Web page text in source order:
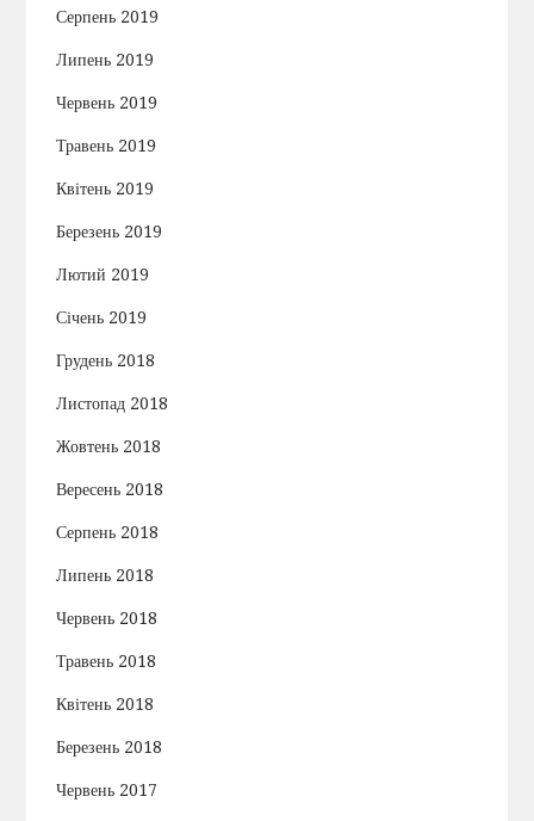
Серпень 2019
Липень 2019
Червень 2019
Травень 2019
Квітень 2019
Березень 2019
Лютий 2019
Січень 2019
Грудень 2018
Листопад 2018
Жовтень 2018
Вересень 2018
Серпень 2018
Липень 2018
Червень 2018
Травень 2018
Квітень 2018
Березень 2018
Червень 2017